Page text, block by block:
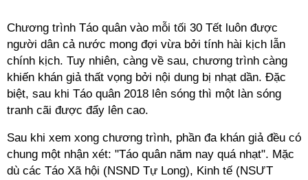
Chương trình Táo quân vào mỗi tối 30 Tết luôn được
người dân cả nước mong đợi vừa bởi tính hài kịch lẫn
chính kịch. Tuy nhiên, càng về sau, chương trình càng
khiến khán giả thất vọng bởi nội dung bị nhạt dần. Đặc
biệt, sau khi Táo quân 2018 lên sóng thì một làn sóng
tranh cãi được đẩy lên cao.
Sau khi xem xong chương trình, phần đa khán giả đều có
chung một nhận xét: "Táo quân năm nay quá nhạt". Mặc
dù các Táo Xã hội (NSND Tự Long), Kinh tế (NSƯT